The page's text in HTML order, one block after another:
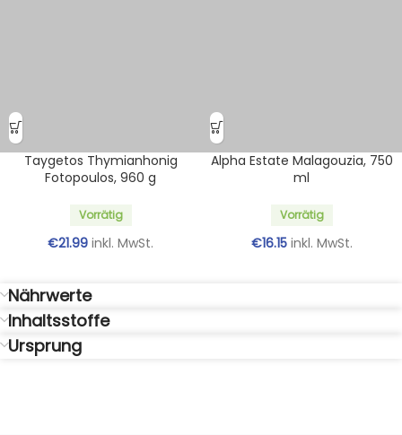
Taygetos Thymianhonig
Fotopoulos, 960 g
Vorrätig
€21.99 inkl. MwSt.
Alpha Estate Malagouzia, 750
ml
Vorrätig
€16.15 inkl. MwSt.
Nährwerte
Inhaltsstoffe
Ursprung